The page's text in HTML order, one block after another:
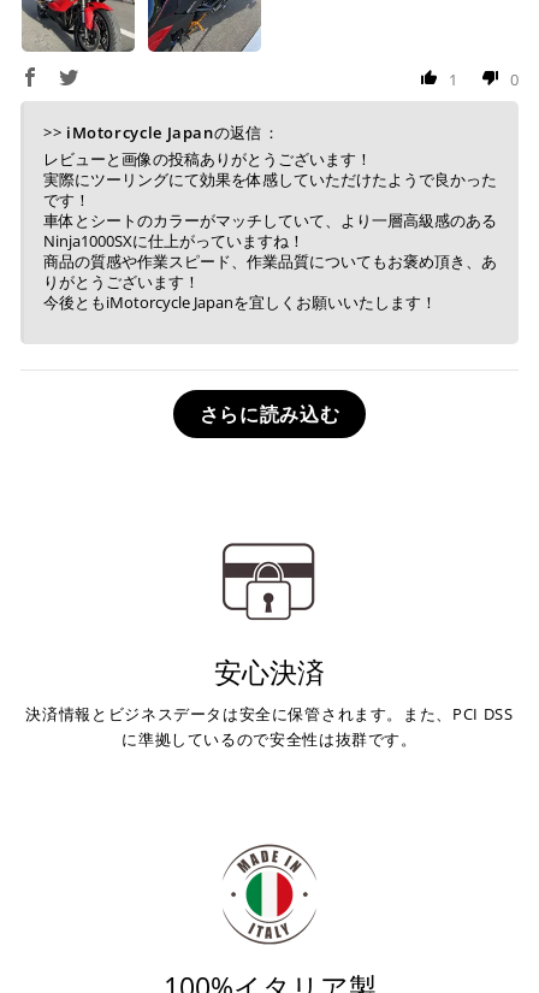
1 0
>> iMotorcycle Japanの返信：
レビューと画像の投稿ありがとうございます！
実際にツーリングにて効果を体感していただけたようで良かった
です！
車体とシートのカラーがマッチしていて、より一層高級感のある
Ninja1000SXに仕上がっていますね！
商品の質感や作業スピード、作業品質についてもお褒め頂き、あ
りがとうございます！
今後ともiMotorcycle Japanを宜しくお願いいたします！
さらに読み込む
安心決済
決済情報とビジネスデータは安全に保管されます。また、PCI DSS
に準拠しているので安全性は抜群です。